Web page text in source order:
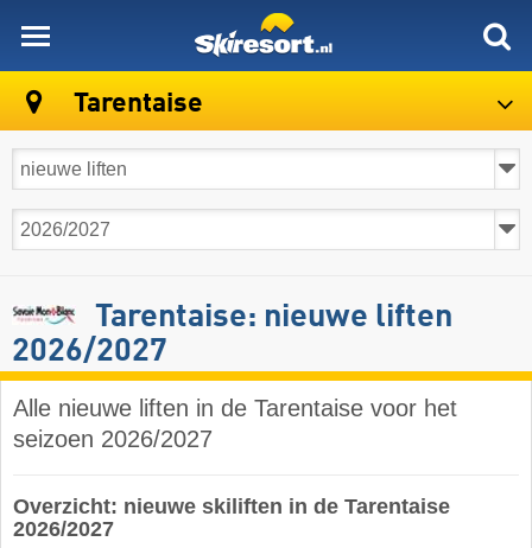
Tarentaise
Tarentaise: nieuwe liften
2026/2027
Alle nieuwe liften in de Tarentaise voor het
seizoen 2026/2027
Overzicht: nieuwe skiliften in de Tarentaise
2026/2027